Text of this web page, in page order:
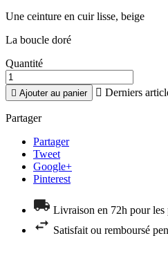
Une ceinture en cuir lisse, beige
La boucle doré
Quantité
 Ajouter au panier  Derniers
Partager
Partager
Tweet
Google+
Pinterest
Livraison en 72h pour les
Satisfait ou remboursé